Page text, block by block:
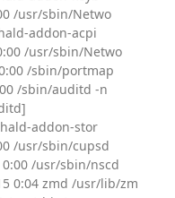
/usr/sbin/Netwo
addon-acpi
/usr/sbin/Netwo
/sbin/portmap
/sbin/auditd -n
hald-addon-stor
/usr/sbin/cupsd
0:00 /usr/sbin/nscd
0:04 zmd /usr/lib/zm